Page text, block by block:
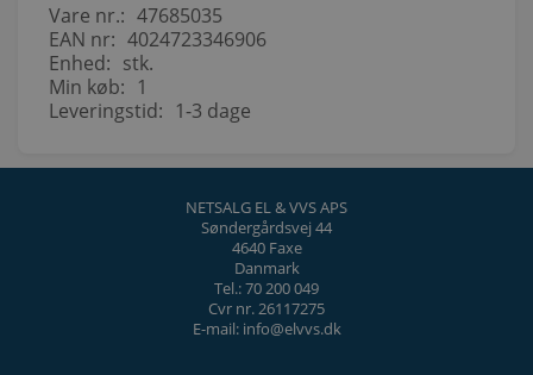
Vare nr.: 47685035
EAN nr: 4024723346906
Enhed: stk.
Min køb: 1
Leveringstid: 1-3 dage
NETSALG EL & VVS APS
Søndergårdsvej 44
4640 Faxe
Danmark
Tel.: 70 200 049
Cvr nr. 26117275
E-mail: info@elvvs.dk